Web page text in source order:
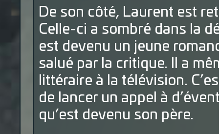
De son côté, Laurent est
Celle-ci a sombré dans la
est devenu un jeune
salué par la critique. Il a
littéraire à la télévision.
de lancer un appel à
qu’est devenu son père.